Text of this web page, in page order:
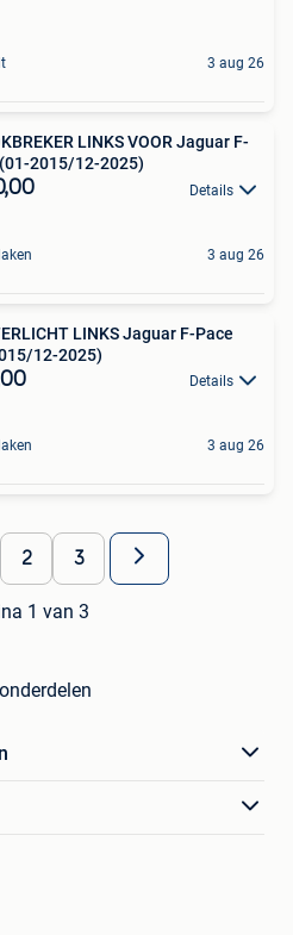
3 aug 26
LINKS VOOR Jaguar F-
2015/12-2025)
Details
3 aug 26
LINKS Jaguar F-Pace
12-2025)
Details
3 aug 26
2 3
1 van 3